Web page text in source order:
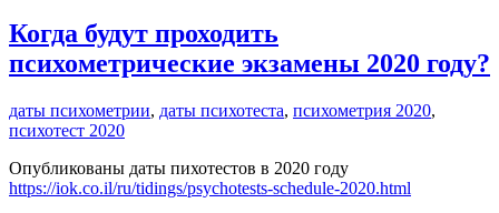
Когда будут проходить
психометрические экзамены 2020 году?
даты психометрии, даты психотеста, психометрия 2020,
психотест 2020
Опубликованы даты пихотестов в 2020 году
https://iok.co.il/ru/tidings/psychotests-schedule-2020.html